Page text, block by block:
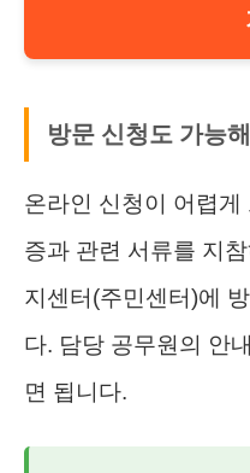
방문 신청도 가능
온라인 신청이 어렵
증과 관련 서류를 지
지센터(주민센터)에
다. 담당 공무원의 안
면 됩니다.